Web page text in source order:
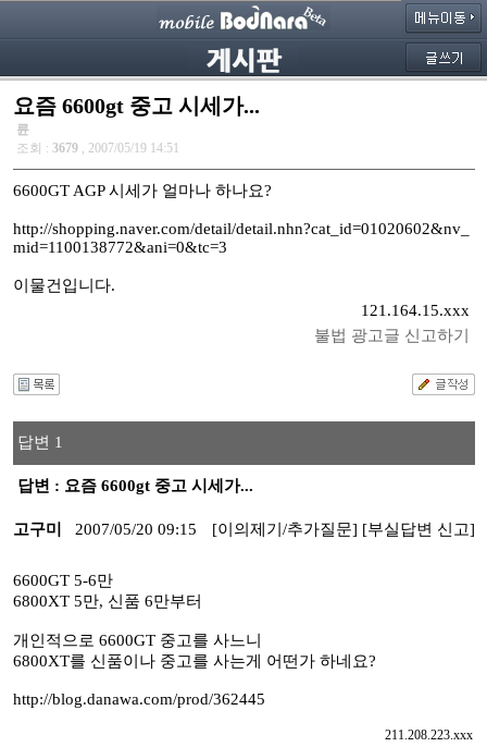
요즘 6600gt 중고 시세가...
륜
조회 : 3679 , 2007/05/19 14:51
6600GT AGP 시세가 얼마나 하나요?
http://shopping.naver.com/detail/detail.nhn?cat_id=01020602&nv_
mid=1100138772&ani=0&tc=3
이물건입니다.
121.164.15.xxx
불법 광고글 신고하기
답변 1
답변 : 요즘 6600gt 중고 시세가...
고구미 2007/05/20 09:15 [이의제기/추가질문] [부실답변 신고]
6600GT 5-6만
6800XT 5만, 신품 6만부터
개인적으로 6600GT 중고를 사느니
6800XT를 신품이나 중고를 사는게 어떤가 하네요?
http://blog.danawa.com/prod/362445
211.208.223.xxx